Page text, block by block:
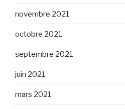
novembre 2021
octobre 2021
septembre 2021
juin 2021
mars 2021